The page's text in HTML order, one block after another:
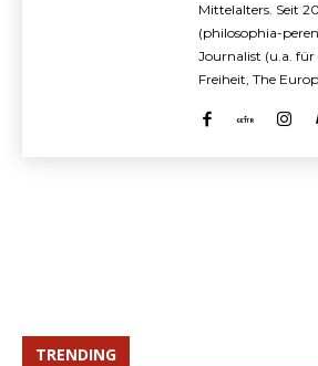
Mittelalters. Seit
(philosophia-
Journalist (u.a. für
Freiheit, The
TRENDING